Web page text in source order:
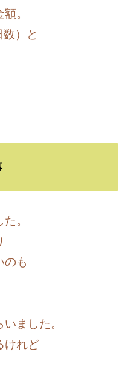
。
）と
。
のも
ました。
けれど